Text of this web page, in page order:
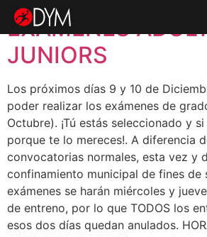
EXAMENES
JUNIORS
Los próximos días 9 y 10 de
poder realizar los exámenes de
Octubre). ¡Tú estás seleccionado y
porque te lo mereces!. A diferencia
convocatorias normales, esta vez y
confinamiento municipal de fines de
exámenes se harán miércoles y
de entreno, por lo que TODOS los
esos dos días quedan anulados.